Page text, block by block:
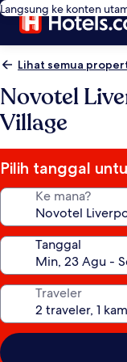
Langsung ke konten
Lihat semua
Novotel
Village
Pilih tanggal
Ke mana?
Tanggal
Traveler